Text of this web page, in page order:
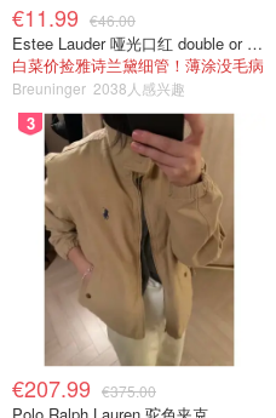
€11.99 €46.00
Estee Lauder 哑光口红 double or nothing色号
白菜价捡雅诗兰黛细管！薄涂没毛病
Breuninger 2038人感兴趣
3
€207.99 €375.00